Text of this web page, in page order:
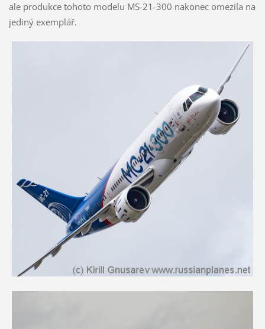
ale produkce tohoto modelu MS-21-300 nakonec omezila na
jediný exemplář.